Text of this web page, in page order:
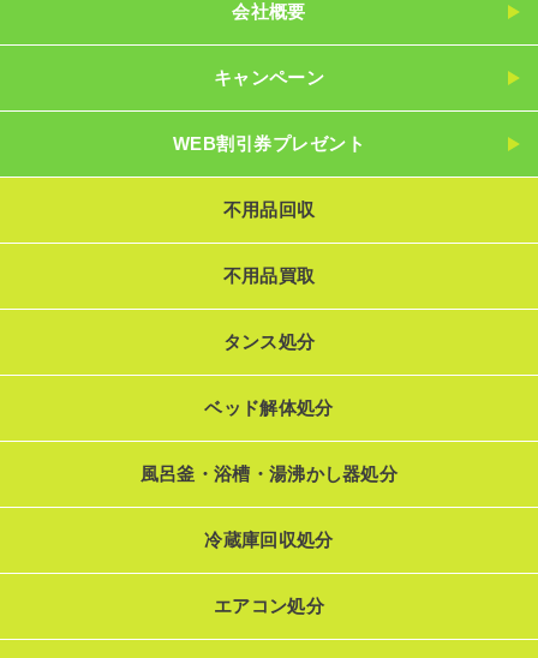
会社概要
キャンペーン
WEB割引券プレゼント
不用品回収
不用品買取
タンス処分
ベッド解体処分
風呂釜・浴槽・湯沸かし器処分
冷蔵庫回収処分
エアコン処分